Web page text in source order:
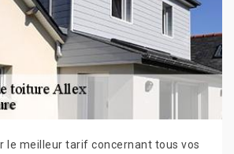
le meilleur tarif concernant tous vos